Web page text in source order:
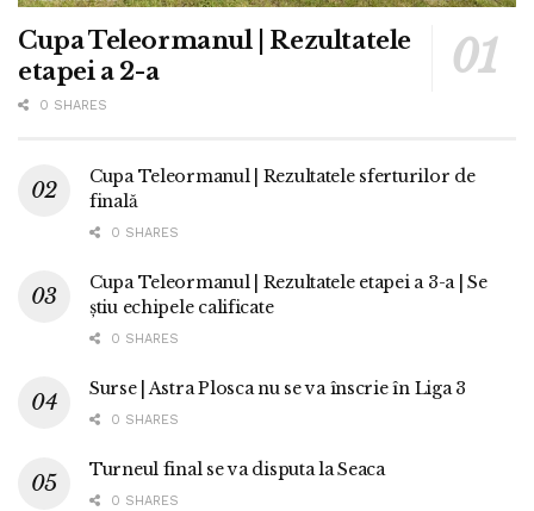
Cupa Teleormanul | Rezultatele
etapei a 2-a
0 SHARES
Cupa Teleormanul | Rezultatele sferturilor de
finală
0 SHARES
Cupa Teleormanul | Rezultatele etapei a 3-a | Se
știu echipele calificate
0 SHARES
Surse | Astra Plosca nu se va înscrie în Liga 3
0 SHARES
Turneul final se va disputa la Seaca
0 SHARES